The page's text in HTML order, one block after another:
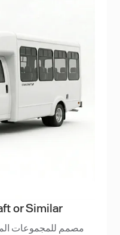
or Similar
مصمم للمجموعات